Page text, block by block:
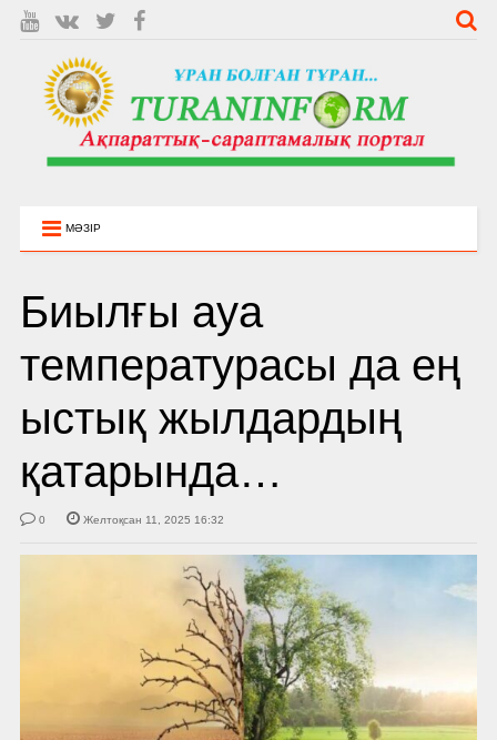
МӘЗІР
Биылғы ауа
температурасы да ең
ыстық жылдардың
қатарында…
0 Желтоқсан 11, 2025 16:32